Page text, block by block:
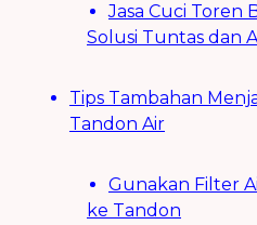
Jasa Cuci Toren
Solusi Tuntas dan
Tips Tambahan
Tandon Air
Gunakan Filter
ke Tandon